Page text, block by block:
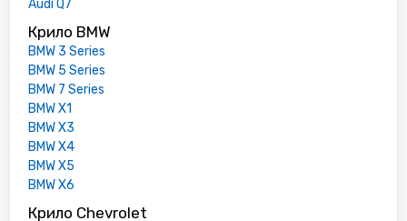
Audi Q7
Крило BMW
BMW 3 Series
BMW 5 Series
BMW 7 Series
BMW X1
BMW X3
BMW X4
BMW X5
BMW X6
Крило Chevrolet